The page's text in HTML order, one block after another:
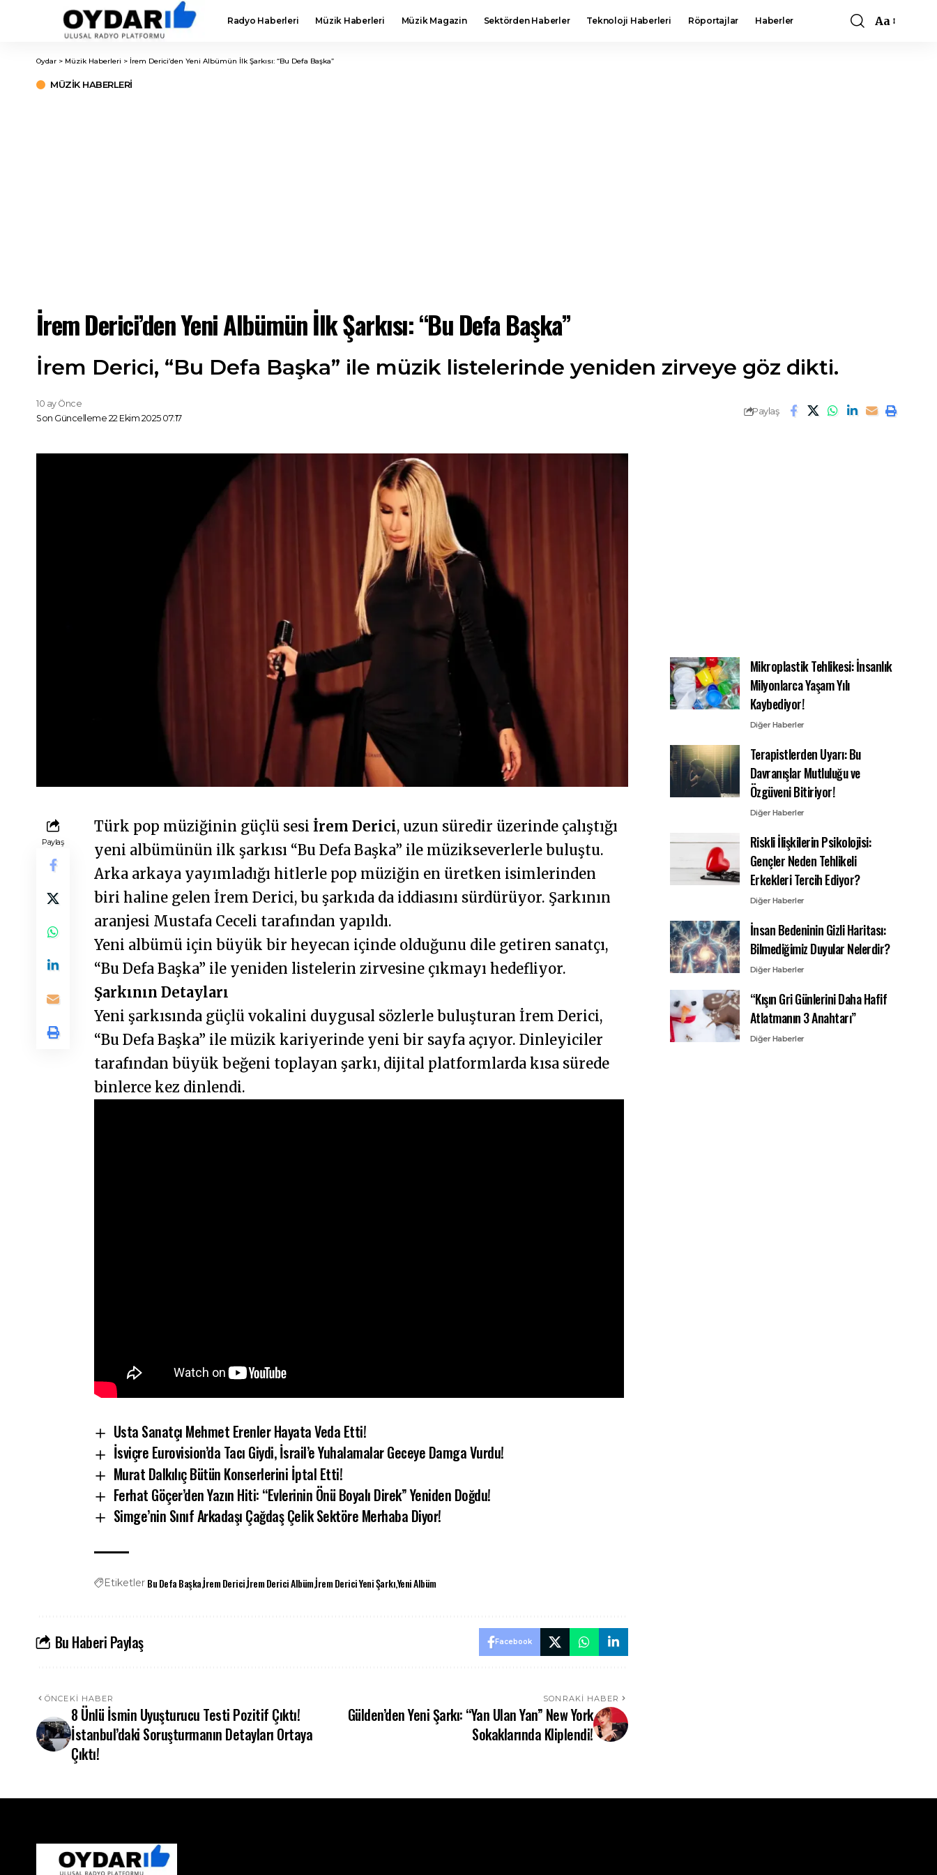
Radyo Haberleri Müzik Haberleri Müzik Magazin Sektörden Haberler Teknoloji Haberleri Röportajlar Haberler
Font
Aa
Oydar > Müzik Haberleri > İrem Derici’den Yeni Albümün İlk Şarkısı: “Bu Defa Başka”
MÜZIK HABERLERI
İrem Derici’den Yeni Albümün İlk Şarkısı: “Bu Defa Başka”
İrem Derici, “Bu Defa Başka” ile müzik listelerinde yeniden zirveye göz dikti.
Son Güncelleme 22 Ekim 2025 07:17
10 ay Önce
Paylaş
Paylaş
Türk pop müziğinin güçlü sesiİrem Derici, uzun süredir üzerinde çalıştığı
yeni albümünün ilk şarkısı “Bu Defa Başka” ile müzikseverlerle buluştu.
Arka arkaya yayımladığı hitlerle pop müziğin en üretken isimlerinden
biri haline gelen İrem Derici, bu şarkıda da iddiasını sürdürüyor. Şarkının
aranjesi Mustafa Ceceli tarafından yapıldı.
Yeni albümü için büyük bir heyecan içinde olduğunu dile getiren sanatçı,
“Bu Defa Başka” ile yeniden listelerin zirvesine çıkmayı hedefliyor.
Şarkının Detayları
Yeni şarkısında güçlü vokalini duygusal sözlerle buluşturan İrem Derici,
“Bu Defa Başka” ile müzik kariyerinde yeni bir sayfa açıyor. Dinleyiciler
tarafından büyük beğeni toplayan şarkı, dijital platformlarda kısa sürede
binlerce kez dinlendi.
Usta Sanatçı Mehmet Erenler Hayata Veda Etti!
İsviçre Eurovision’da Tacı Giydi, İsrail’e Yuhalamalar Geceye Damga Vurdu!
Murat Dalkılıç Bütün Konserlerini İptal Etti!
Ferhat Göçer’den Yazın Hiti: “Evlerinin Önü Boyalı Direk” Yeniden Doğdu!
Simge’nin Sınıf Arkadaşı Çağdaş Çelik Sektöre Merhaba Diyor!
Etiketler Bu Defa Başkaİrem Dericiİrem Derici Albümİrem Derici Yeni ŞarkıYeni Albüm
Bu Haberi Paylaş Facebook
ÖNCEKI HABER
8 Ünlü İsmin Uyuşturucu Testi Pozitif Çıktı!
İstanbul’daki Soruşturmanın Detayları Ortaya
Çıktı!
SONRAKI HABER
Gülden’den Yeni Şarkı: “Yan Ulan Yan” New York
Sokaklarında Kliplendi!
Mikroplastik Tehlikesi: İnsanlık
Milyonlarca Yaşam Yılı
Kaybediyor!
Diğer Haberler
Terapistlerden Uyarı: Bu
Davranışlar Mutluluğu ve
Özgüveni Bitiriyor!
Diğer Haberler
Riskli İlişkilerin Psikolojisi:
Gençler Neden Tehlikeli
Erkekleri Tercih Ediyor?
Diğer Haberler
İnsan Bedeninin Gizli Haritası:
Bilmediğimiz Duyular Nelerdir?
Diğer Haberler
“Kışın Gri Günlerini Daha Hafif
Atlatmanın 3 Anahtarı”
Diğer Haberler